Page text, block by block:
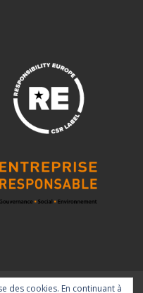
Projets
des cookies. En continuant à